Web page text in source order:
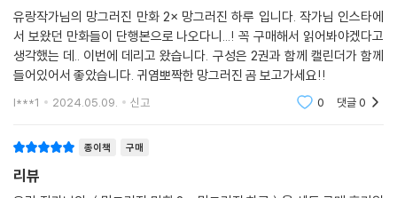
유랑작가님의 망그러진 만화 2× 망그러진 하루 입니다. 작가님 인스타에
서 보왔던 만화들이 단행본으로 나오다니...! 꼭 구매해서 읽어봐야겠다고
생각했는 데.. 이번에 데리고 왔습니다. 구성은 2권과 함께 캘린더가 함께
들어있어서 좋았습니다. 귀염뽀짝한 망그러진 곰 보고가세요!!
l***1 2024.05.09. 신고 0 댓글0
종이책 구매
리뷰